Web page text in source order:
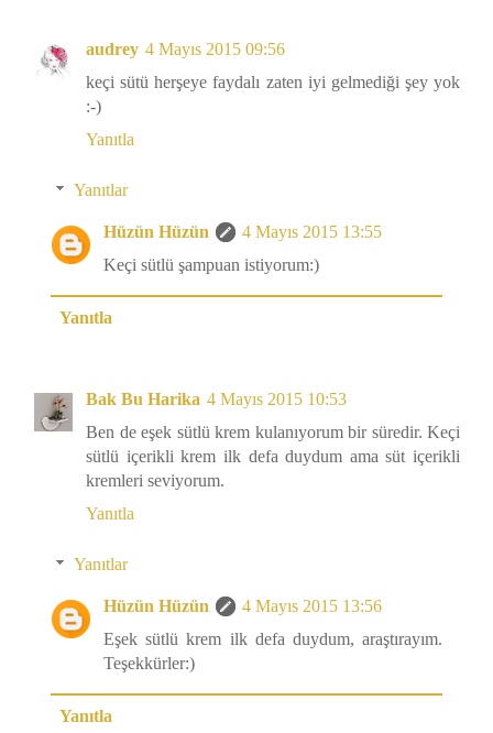
audrey 4 Mayıs 2015 09:56
keçi sütü herşeye faydalı zaten iyi gelmediği şey yok
:-)
Yanıtla
Yanıtlar
Hüzün Hüzün
4 Mayıs 2015 13:55
Keçi sütlü şampuan istiyorum:)
Yanıtla
Bak Bu Harika 4 Mayıs 2015 10:53
Ben de eşek sütlü krem kulanıyorum bir süredir. Keçi
sütlü içerikli krem ilk defa duydum ama süt içerikli
kremleri seviyorum.
Yanıtla
Yanıtlar
Hüzün Hüzün
4 Mayıs 2015 13:56
Eşek sütlü krem ilk defa duydum, araştırayım.
Teşekkürler:)
Yanıtla